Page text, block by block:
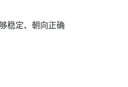
稳定、朝向正确